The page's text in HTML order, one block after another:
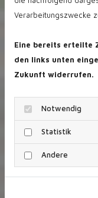
Über uns
hat Ihren Sitz in
wurde durch den
geschäftsführenden
Hesse
gegründet.
ist geprüfter
für
(Eipos) und seit
tätig. Die HESSE
Verarbeitungszwecke
Eine bereits erteilte
den links unten
Zukunft widerrufen.
Notwendig
Statistik
Andere